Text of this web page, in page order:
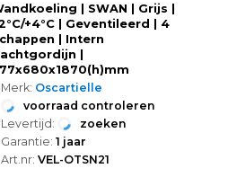
| SWAN | Grijs |
+4°C | Geventileerd | 4
| Intern
|
Merk: Oscartielle
voorraad controleren
Levertijd: zoeken
Garantie: 1 jaar
Art.nr: VEL-OTSN21